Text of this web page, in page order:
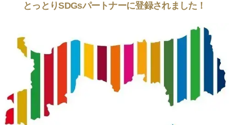
とっとりSDGsパートナーに登録されました！